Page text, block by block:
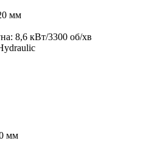
мм
8,6 кВт/3300 об/хв
мм